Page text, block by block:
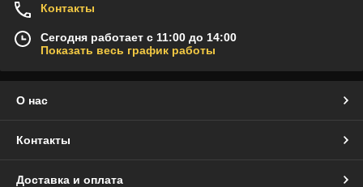
Контакты
Сегодня работает с 11:00 до 14:00
Показать весь график работы
О нас
Контакты
Доставка и оплата